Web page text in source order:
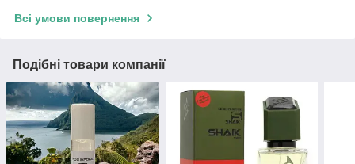
Всі умови повернення
Подібні товари компанії